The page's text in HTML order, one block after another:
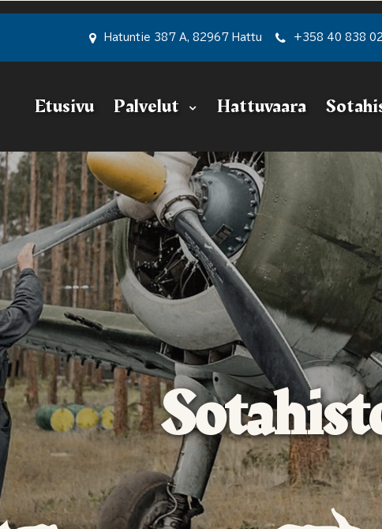
Hatuntie 387 A, 82967 Hattu +358 40 838
Etusivu Palvelut Hattuvaara